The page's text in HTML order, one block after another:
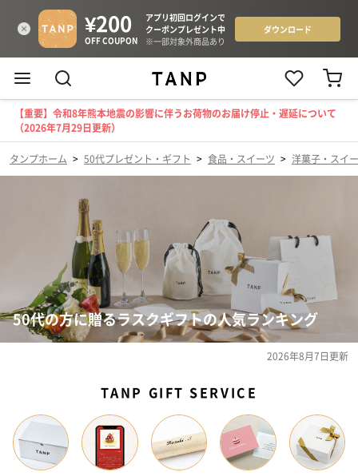
【重要】令和8年熊本地震の影響に伴うお荷物のお届け停止・遅延について
（2026年7月29日更新）
タンプホーム > 50代プレゼント・ギフト > 食品・スイーツ > 洋菓子・スイ
50代の方に贈るラスクギフトの人気ランキング
2026年8月7日更新
TANP GIFT SERVICE